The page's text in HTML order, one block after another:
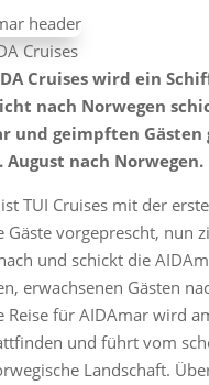
Cruises
Cruises wird ein
nach Norwegen
und geimpften Gästen
August nach Norwegen.
TUI Cruises mit der
Gäste vorgeprescht, nun
und schickt die
erwachsenen Gästen
Reise für AIDAmar wird
und führt vom
Landschaft.